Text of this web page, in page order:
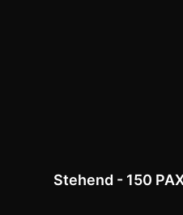
Stehend - 150